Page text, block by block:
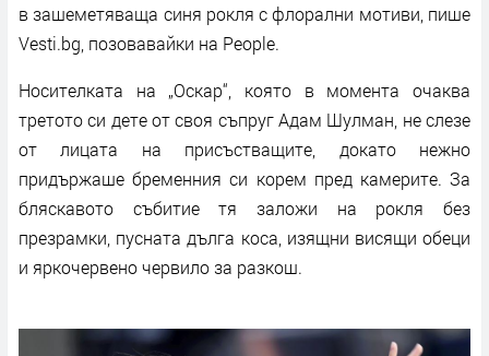
в зашеметяваща синя рокля с флорални мотиви, пише
Vesti.bg, позовавайки на People.
Носителката на „Оскар“, която в момента очаква
третото си дете от своя съпруг Адам Шулман, не слезе
от лицата на присъстващите, докато нежно
придържаше бременния си корем пред камерите. За
бляскавото събитие тя заложи на рокля без
презрамки, пусната дълга коса, изящни висящи обеци
и яркочервено червило за разкош.